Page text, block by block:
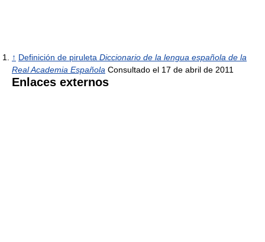
↑ Definición de piruleta Diccionario de la lengua española de la
Real Academia Española Consultado el 17 de abril de 2011
Enlaces externos